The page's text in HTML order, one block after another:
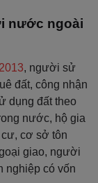
nước ngoài
, người sử
đất, công nhận
dụng đất theo
nước, hộ gia
cơ sở tôn
giao, người
nghiệp có vốn